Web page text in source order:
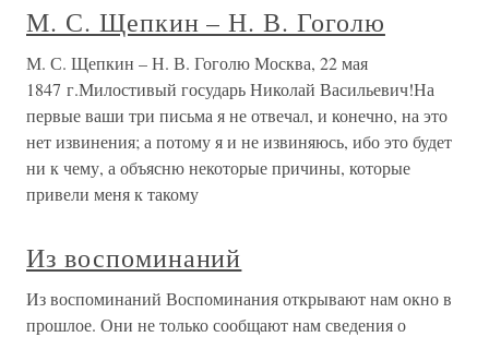
М. С. Щепкин – Н. В. Гоголю
М. С. Щепкин – Н. В. Гоголю Москва, 22 мая
1847 г.Милостивый государь Николай Васильевич!На
первые ваши три письма я не отвечал, и конечно, на это
нет извинения; а потому я и не извиняюсь, ибо это будет
ни к чему, а объясню некоторые причины, которые
привели меня к такому
Из воспоминаний
Из воспоминаний Воспоминания открывают нам окно в
прошлое. Они не только сообщают нам сведения о